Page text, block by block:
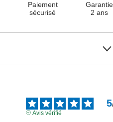
Paiement
sécurisé
Garantie
2 ans
5
Avis vérifié